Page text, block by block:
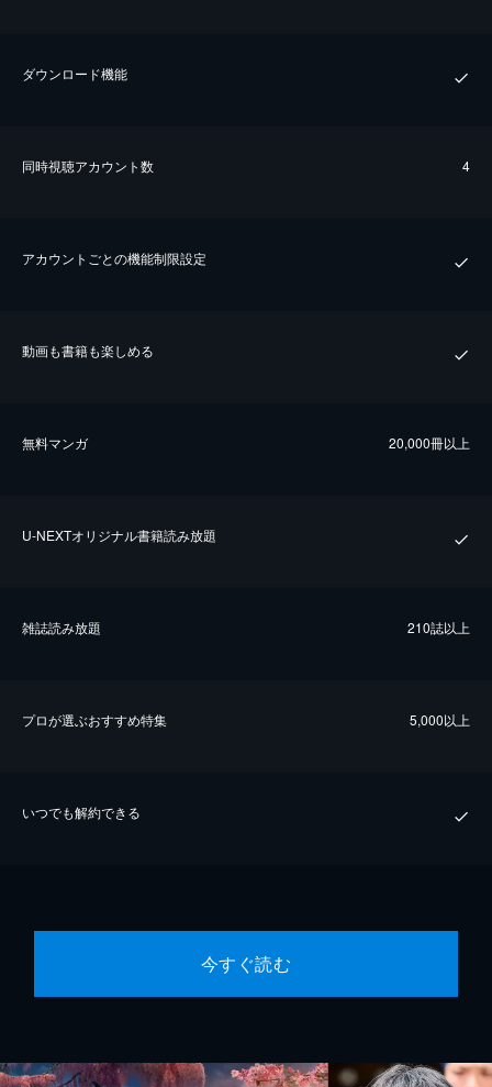
ダウンロード機能
同時視聴アカウント数 4
アカウントごとの機能制限設定
動画も書籍も楽しめる
無料マンガ 20,000冊以上
U-NEXTオリジナル書籍読み放題
雑誌読み放題 210誌以上
プロが選ぶおすすめ特集 5,000以上
いつでも解約できる
今すぐ読む